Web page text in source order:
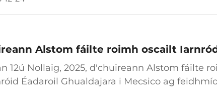
Alstom fáilte roimh oscailt
12ú Nollaig, 2025, d'chuireann Alstom fáilte
Éadaroil Ghualdajara i Mecsico ag
géarchéime COVID-19 i Meán Fómhair